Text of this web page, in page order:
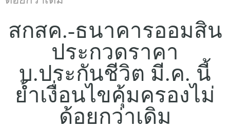
เปรียบเทียบแบบประกัน
เลือกแบบประกันที่เหมาะกับคุณ
TL Learning Center
สกสค.-ธนาคารออมสิน
ประกวดราคา
บ.ประกันชีวิต มี.ค. นี้
ย้ำเงื่อนไขคุ้มครองไม่
ด้อยกว่าเดิม